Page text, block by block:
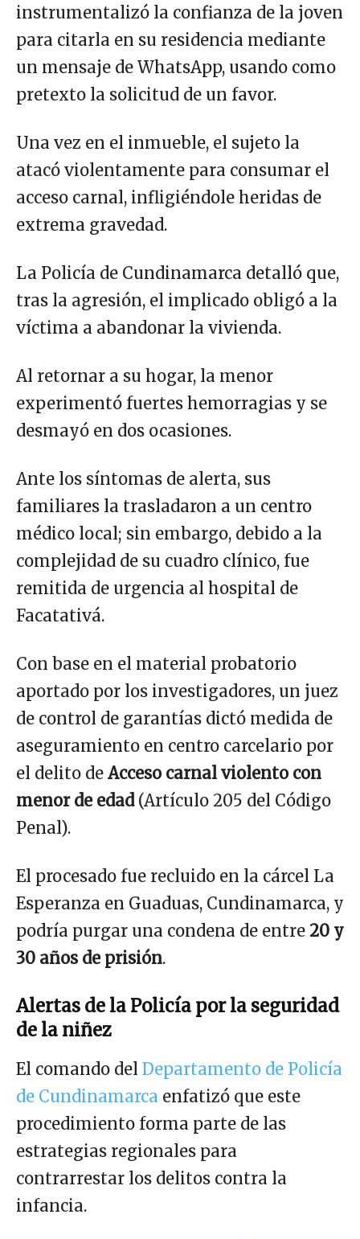
instrumentalizó la confianza de la joven
para citarla en su residencia mediante
un mensaje de WhatsApp, usando como
pretexto la solicitud de un favor.
Una vez en el inmueble, el sujeto la
atacó violentamente para consumar el
acceso carnal, infligiéndole heridas de
extrema gravedad.
La Policía de Cundinamarca detalló que,
tras la agresión, el implicado obligó a la
víctima a abandonar la vivienda.
Al retornar a su hogar, la menor
experimentó fuertes hemorragias y se
desmayó en dos ocasiones.
Ante los síntomas de alerta, sus
familiares la trasladaron a un centro
médico local; sin embargo, debido a la
complejidad de su cuadro clínico, fue
remitida de urgencia al hospital de
Facatativá.
Con base en el material probatorio
aportado por los investigadores, un juez
de control de garantías dictó medida de
aseguramiento en centro carcelario por
el delito de Acceso carnal violento con
menor de edad(Artículo 205 del Código
Penal).
El procesado fue recluido en la cárcel La
Esperanza en Guaduas, Cundinamarca, y
podría purgar una condena de entre 20 y
30 años de prisión.
Alertas de la Policía por la seguridad
de la niñez
El comando del Departamento de Policía
de Cundinamarca enfatizó que este
procedimiento forma parte de las
estrategias regionales para
contrarrestar los delitos contra la
infancia.